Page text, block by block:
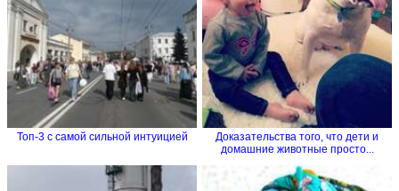
Топ-3 с самой сильной интуицией
Доказательства того, что дети и
домашние животные просто...